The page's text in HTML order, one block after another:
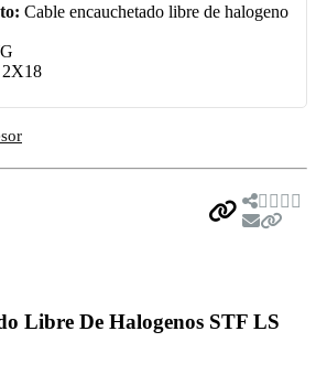
Cable encauchetado libre de halogeno
2X18
Libre De Halogenos STF LS